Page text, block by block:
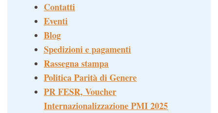
Contatti
Eventi
Blog
Spedizioni e pagamenti
Rassegna stampa
Politica Parità di Genere
PR FESR, Voucher
Internazionalizzazione PMI 2025